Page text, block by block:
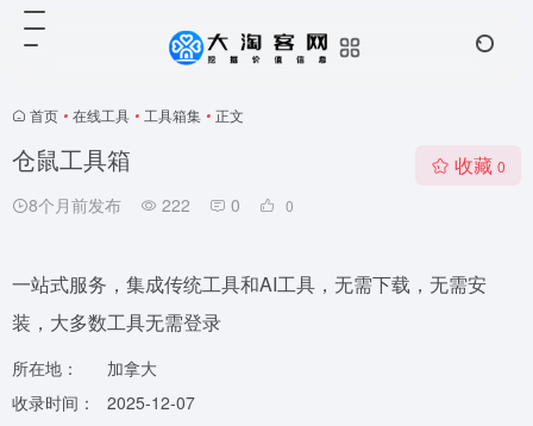
首页 • 在线工具 • 工具箱集 • 正文
仓鼠工具箱
8个月前发布 222 0 0
收藏 0
一站式服务，集成传统工具和AI工具，无需下载，无需安
装，大多数工具无需登录
所在地：
加拿大
收录时间：
2025-12-07